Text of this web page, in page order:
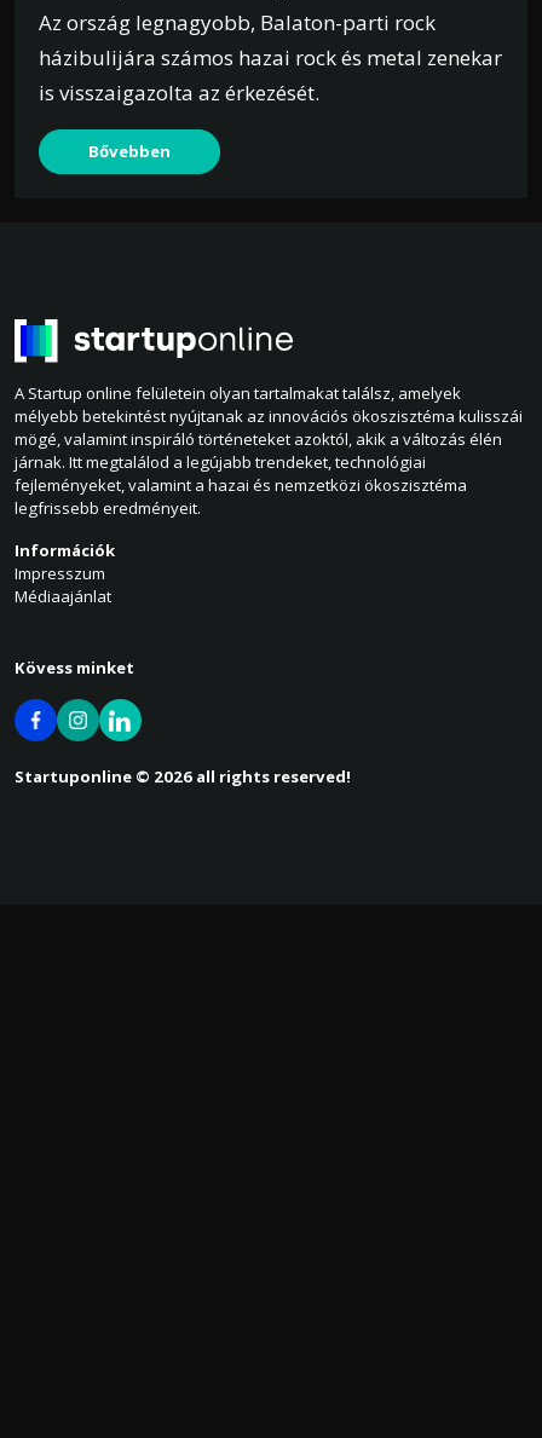
Az ország legnagyobb, Balaton-parti rock
házibulijára számos hazai rock és metal zenekar
is visszaigazolta az érkezését.
Bővebben
A Startup online felületein olyan tartalmakat találsz, amelyek
mélyebb betekintést nyújtanak az innovációs ökoszisztéma kulisszái
mögé, valamint inspiráló történeteket azoktól, akik a változás élén
járnak. Itt megtalálod a legújabb trendeket, technológiai
fejleményeket, valamint a hazai és nemzetközi ökoszisztéma
legfrissebb eredményeit.
Információk
Impresszum
Médiaajánlat
Kövess minket
Startuponline © 2026 all rights reserved!